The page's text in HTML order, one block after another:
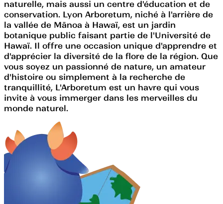
naturelle, mais aussi un centre d'éducation et de
conservation. Lyon Arboretum, niché à l'arrière de
la vallée de Mānoa à Hawaï, est un jardin
botanique public faisant partie de l'Université de
Hawaï. Il offre une occasion unique d'apprendre et
d'apprécier la diversité de la flore de la région. Que
vous soyez un passionné de nature, un amateur
d'histoire ou simplement à la recherche de
tranquillité, L'Arboretum est un havre qui vous
invite à vous immerger dans les merveilles du
monde naturel.